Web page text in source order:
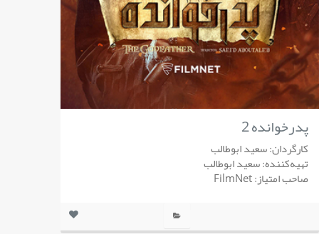
پدرخوانده 2
کارگردان: سعید ابوطالب
تهیه‌کننده: سعید ابوطالب
صاحب امتیاز: FilmNet